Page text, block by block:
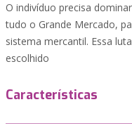
O indivíduo precisa
tudo o Grande Mercado,
sistema mercantil. Essa
escolhido
Características